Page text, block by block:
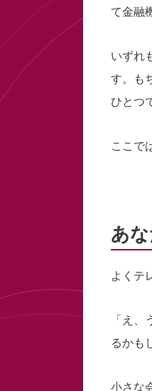
て金融
いずれ
す。も
ひとつ
ここで
あ
よくテ
「え
るかも
小さな